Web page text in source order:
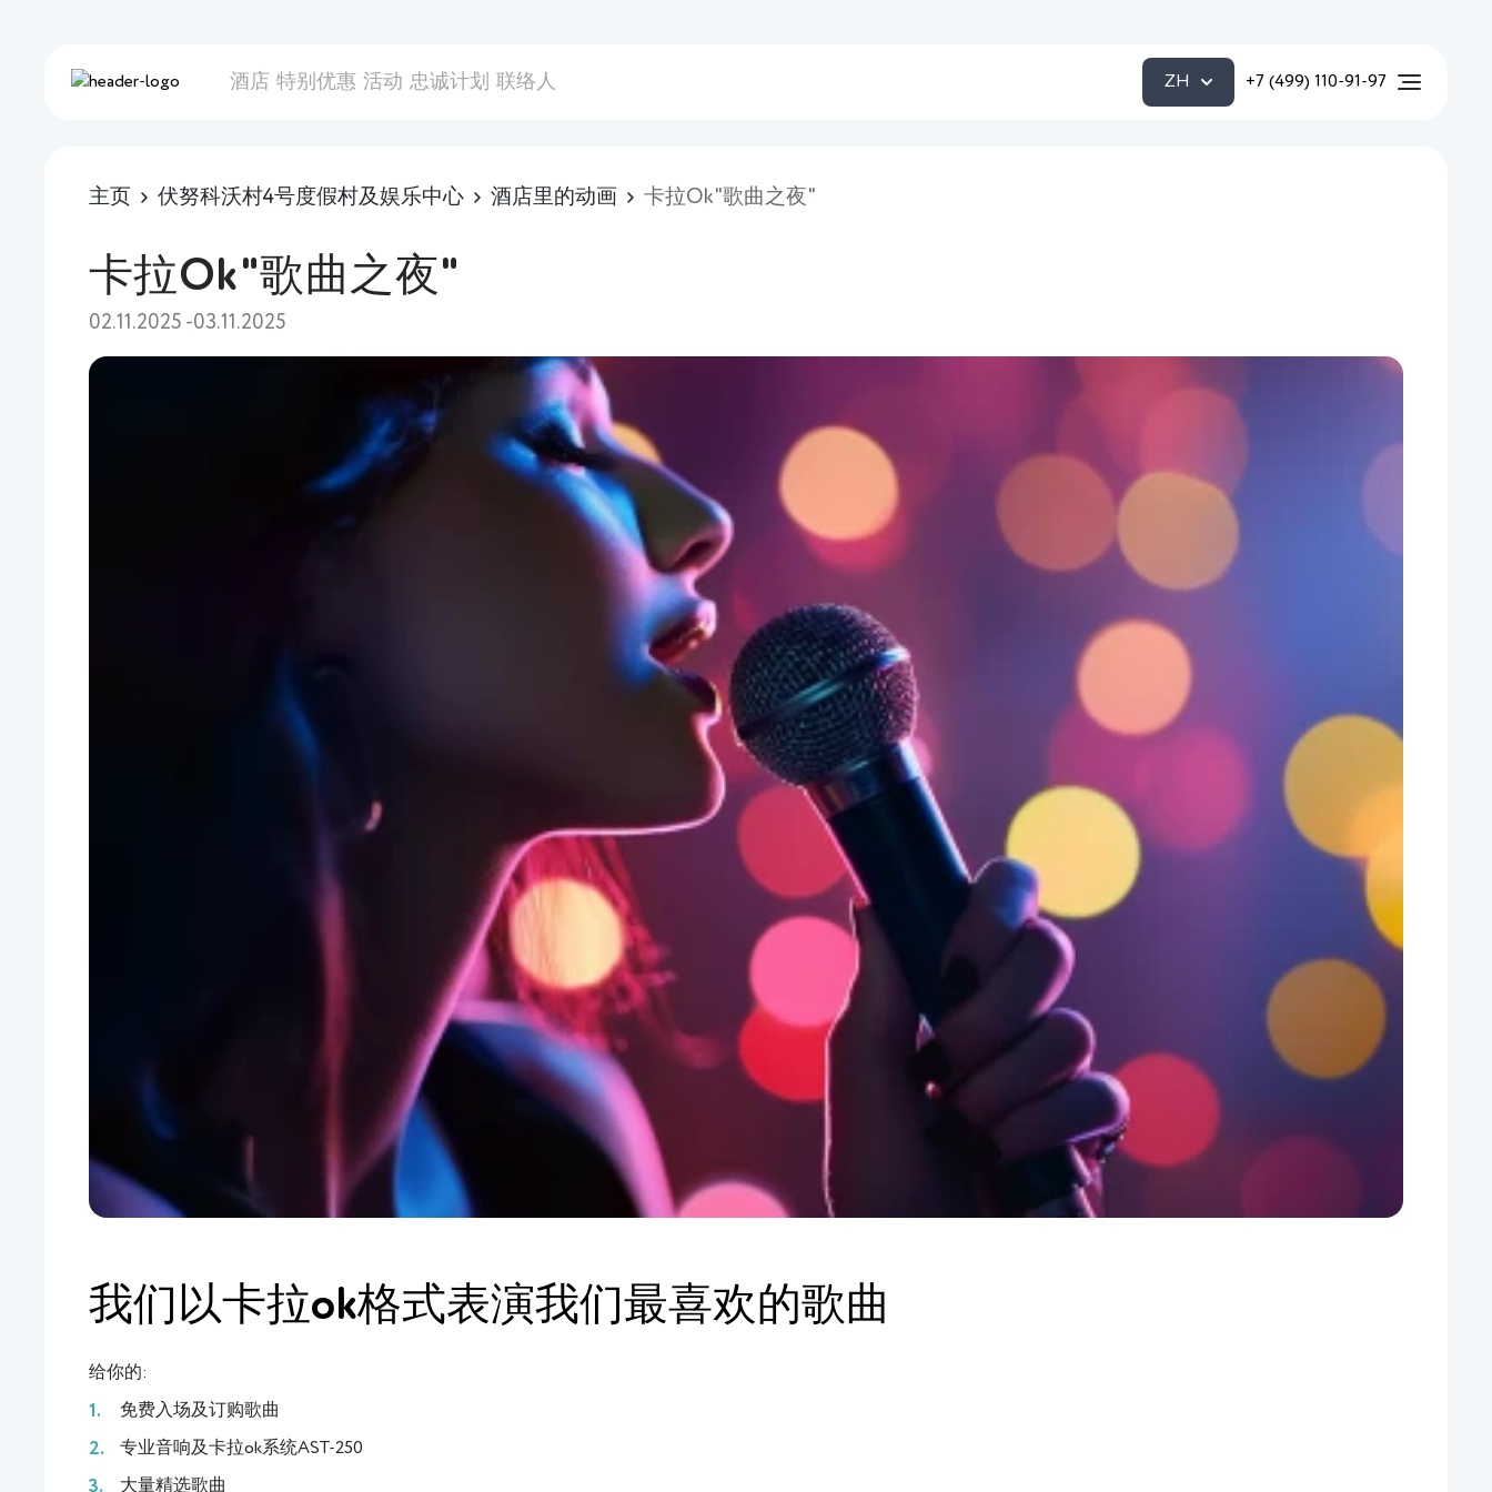
酒店 特别优惠 活动 忠诚计划 联络人 ZH +7 (499) 110-91-97
主页 伏努科沃村4号度假村及娱乐中心 酒店里的动画 卡拉Ok"歌曲之夜"
卡拉Ok"歌曲之夜"
02.11.2025 -03.11.2025
我们以卡拉ok格式表演我们最喜欢的歌曲
给你的:
免费入场及订购歌曲
专业音响及卡拉ok系统AST-250
大量精选歌曲